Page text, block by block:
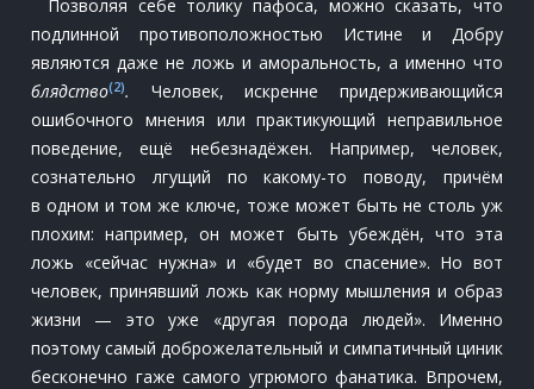
Позволяя себе толику пафоса, можно сказать, что
подлинной противоположностью Истине и Добру
являются даже не ложь и аморальность, а именно что
блядство(2). Человек, искренне придерживающийся
ошибочного мнения или практикующий неправильное
поведение, ещё небезнадёжен. Например, человек,
сознательно лгущий по какому-то поводу, причём
в одном и том же ключе, тоже может быть не столь уж
плохим: например, он может быть убеждён, что эта
ложь «сейчас нужна» и «будет во спасение». Но вот
человек, принявший ложь как норму мышления и образ
жизни — это уже «другая порода людей». Именно
поэтому самый доброжелательный и симпатичный циник
бесконечно гаже самого угрюмого фанатика. Впрочем,